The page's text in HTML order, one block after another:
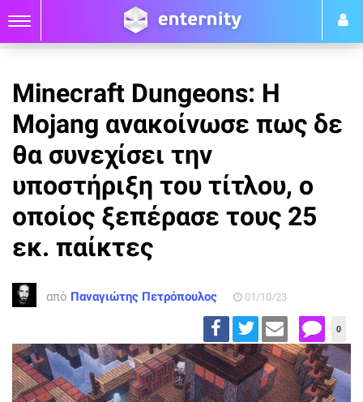
Minecraft Dungeons: Η
Mojang ανακοίνωσε πως δε
θα συνεχίσει την
υποστήριξη του τίτλου, ο
οποίος ξεπέρασε τους 25
εκ. παίκτες
από Παναγιώτης Πετρόπουλος 01/10/23
0